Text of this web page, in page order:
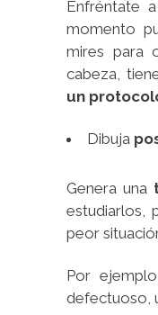
Enfréntate
momento
mires para
cabeza,
un
Dibuja
Genera una
estudiarlos,
peor
Por
defectuoso,